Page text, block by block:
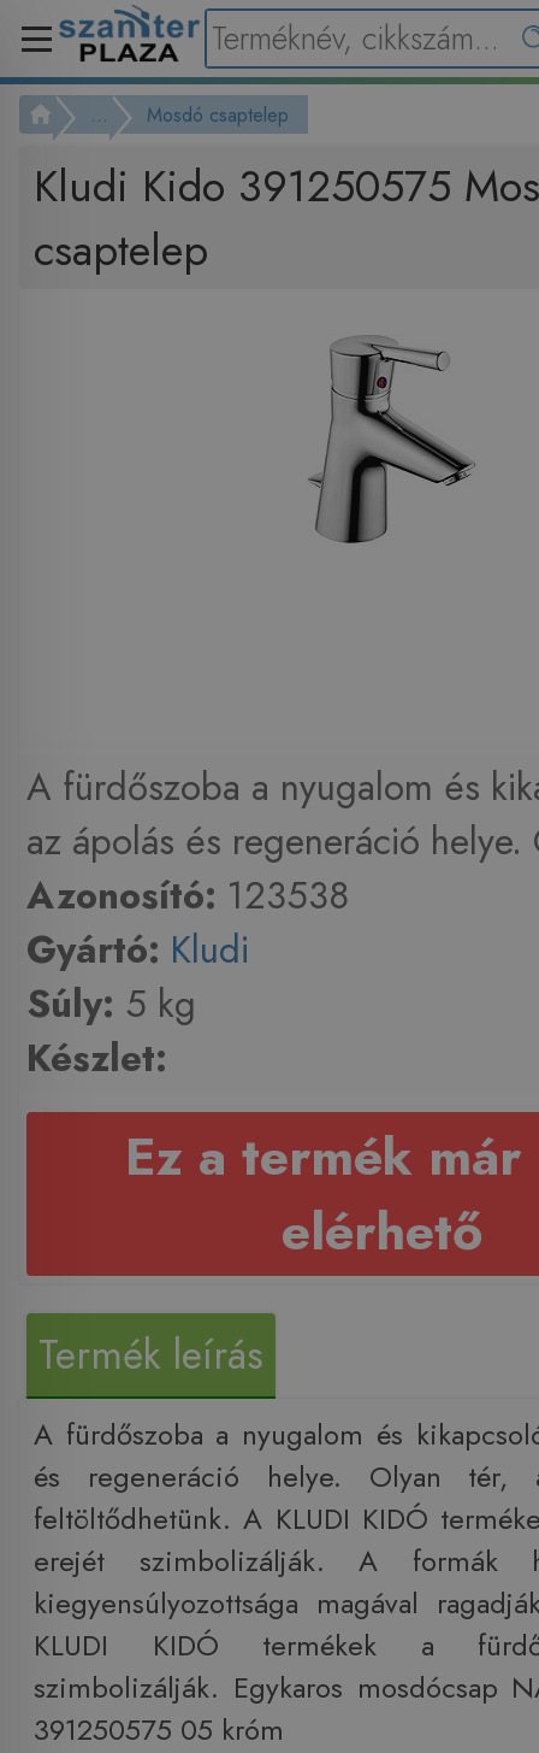
... Mosdó csaptelep
Kludi Kido 391250575
csaptelep
A fürdőszoba a nyugalom és
az ápolás és regeneráció
Azonosító: 123538
Gyártó: Kludi
Súly: 5 kg
Készlet:
Ez a termék már
elérhető
Termék leírás
A fürdőszoba a nyugalom és
és regeneráció helye. Olyan tér,
feltöltődhetünk. A KLUDI KIDÓ
erejét szimbolizálják. A formák
kiegyensúlyozottsága magával
KLUDI KIDÓ termékek a
szimbolizálják. Egykaros mosdócsap
391250575 05 króm